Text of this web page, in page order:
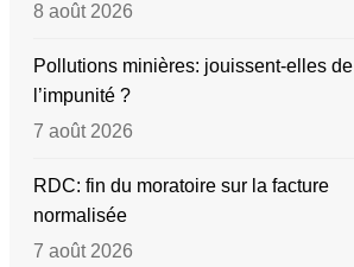
8 août 2026
Pollutions minières: jouissent-elles de
l’impunité ?
7 août 2026
RDC: fin du moratoire sur la facture
normalisée
7 août 2026